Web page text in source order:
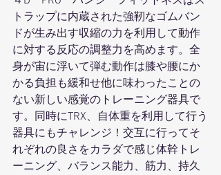
トラップに内蔵された強靭なゴムバン
ドが生み出す収縮の力を利用して動作
に対する反応の調整力を高めます。全
身が宙に浮いて弾む動作は膝や腰にか
かる負担も緩和せ他に味わったことの
ない新しい感覚のトレーニング器具で
す。同時にTRX、自体重を利用して行う
器具にもチャレンジ！交互に行ってそ
れぞれの良さをカラダで感じ体幹トレ
ーニング、バランス能力、筋力、持久